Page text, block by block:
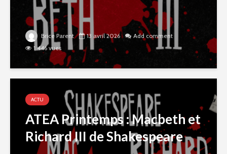
Brice Parent 13 avril 2026
Add comment
1 446 vues
ACTU
ATEA Printemps : Macbeth et
Richard III de Shakespeare